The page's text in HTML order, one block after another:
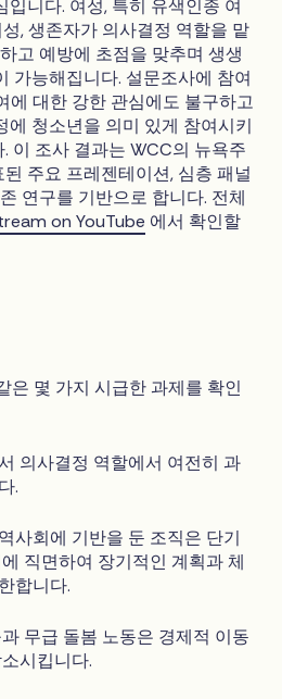
니다. 여성, 특히 유색인종 여
, 생존자가 의사결정 역할을 맡
고 예방에 초점을 맞추며 생생
가능해집니다. 설문조사에 참여
에 대한 강한 관심에도 불구하고
에 청소년을 의미 있게 참여시키
이 조사 결과는 WCC의 뉴욕주
주요 프레젠테이션, 심층 패널
연구를 기반으로 합니다. 전체
on YouTube 에서 확인할
몇 가지 시급한 과제를 확인
의사결정 역할에서 여전히 과
.
사회에 기반을 둔 조직은 단기
직면하여 장기적인 계획과 체
합니다.
무급 돌봄 노동은 경제적 이동
시킵니다.